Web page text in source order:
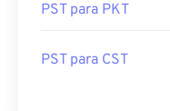
PST para PKT
PST para CST